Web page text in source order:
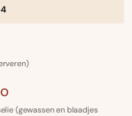
(gewassen en blaadjes